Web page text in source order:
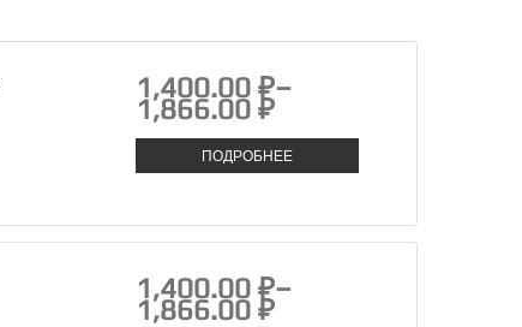
1,400.00 ₽–
1,866.00 ₽
ПОДРОБНЕЕ
1,400.00 ₽–
1,866.00 ₽